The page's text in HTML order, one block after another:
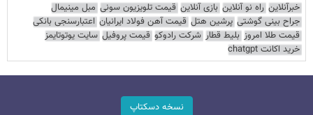
خبرآنلاین راه نو آنلاین بازی آنلاین قیمت تلویزیون سونی مبل مینیمال
جراح بینی گوشتی پرشین هتل قیمت آهن فولاد ایرانیان اعتبارسنجی بانکی
قیمت طلا امروز بلیط قطار شرکت رادوکو قیمت پروفیل سایت یوتوتایمز
خرید اکانت chatgpt
نسخه دسکتاپ